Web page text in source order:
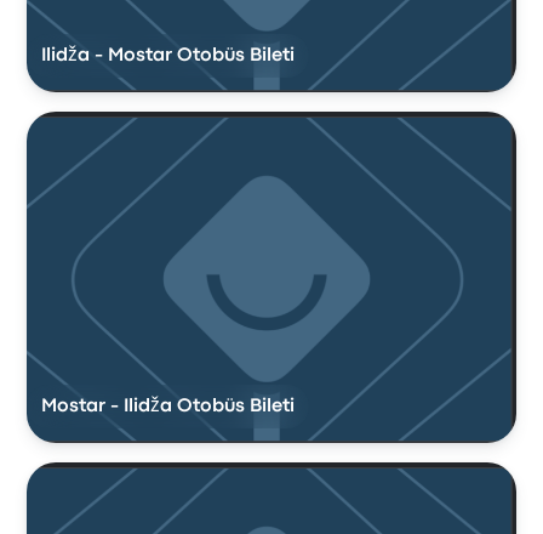
Ilidža - Mostar Otobüs Bileti
Mostar - Ilidža Otobüs Bileti